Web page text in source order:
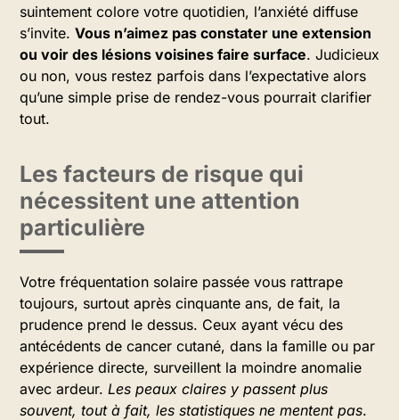
suintement colore votre quotidien, l’anxiété diffuse
s’invite. Vous n’aimez pas constater une extension
ou voir des lésions voisines faire surface. Judicieux
ou non, vous restez parfois dans l’expectative alors
qu’une simple prise de rendez-vous pourrait clarifier
tout.
Les facteurs de risque qui
nécessitent une attention
particulière
Votre fréquentation solaire passée vous rattrape
toujours, surtout après cinquante ans, de fait, la
prudence prend le dessus. Ceux ayant vécu des
antécédents de cancer cutané, dans la famille ou par
expérience directe, surveillent la moindre anomalie
avec ardeur. Les peaux claires y passent plus
souvent, tout à fait, les statistiques ne mentent pas.